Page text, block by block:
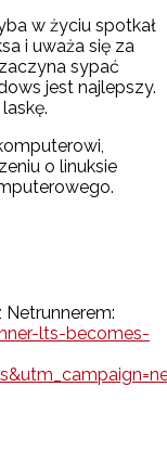
w życiu spotkał
i uważa się za
sypać
jest najlepszy.
o linuksie
lts-becomes-